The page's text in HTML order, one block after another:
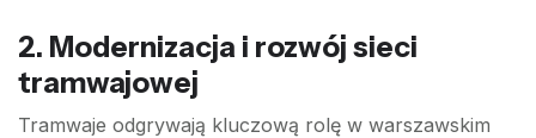
2. Modernizacja i rozwój sieci
tramwajowej
Tramwaje odgrywają kluczową rolę w warszawskim